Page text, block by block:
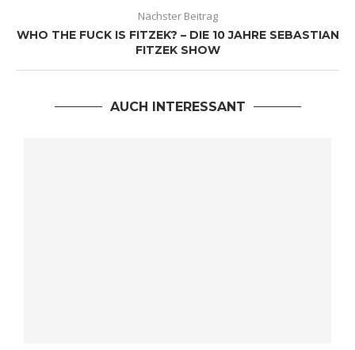
Nächster Beitrag
WHO THE FUCK IS FITZEK? – DIE 10 JAHRE SEBASTIAN
FITZEK SHOW
AUCH INTERESSANT